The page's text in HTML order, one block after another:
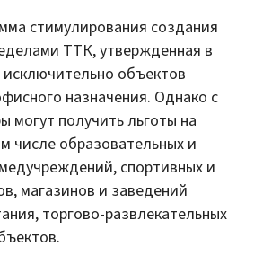
стимулирования создания
ТТК, утвержденная в
исключительно объектов
назначения. Однако с
могут получить льготы на
числе образовательных и
спортивных и
магазинов и заведений
торгово-развлекательных